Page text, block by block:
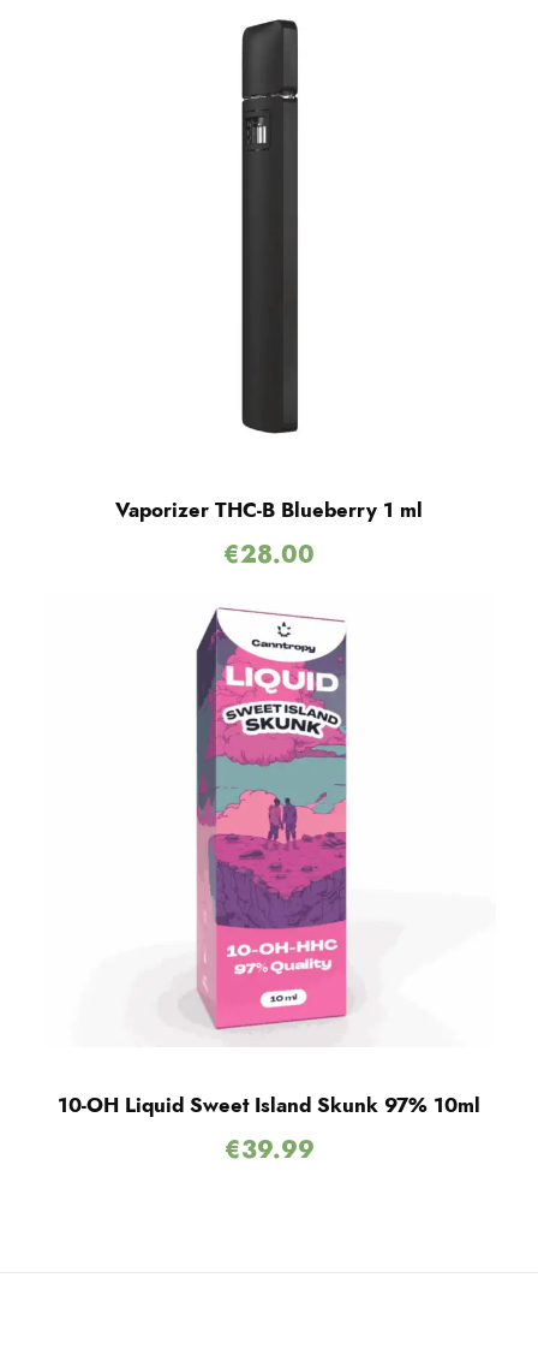
Vaporizer THC-B Blueberry 1 ml
€28.00
10-OH Liquid Sweet Island Skunk 97% 10ml
€39.99